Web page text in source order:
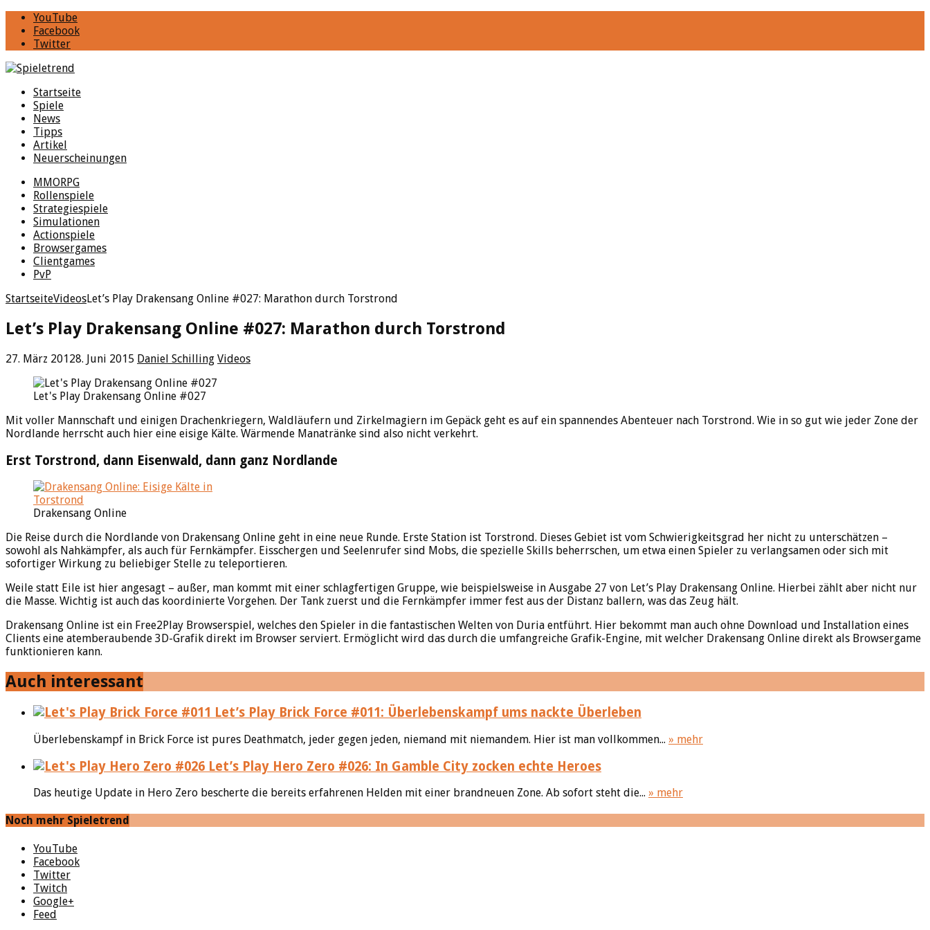
YouTube
Facebook
Twitter
Startseite
Spiele
News
Tipps
Artikel
Neuerscheinungen
MMORPG
Rollenspiele
Strategiespiele
Simulationen
Actionspiele
Browsergames
Clientgames
PvP
StartseiteVideosLet’s Play Drakensang Online #027: Marathon durch Torstrond
Let’s Play Drakensang Online #027: Marathon durch Torstrond
27. März 20128. Juni 2015 Daniel Schilling Videos
Let's Play Drakensang Online #027
Mit voller Mannschaft und einigen Drachenkriegern, Waldläufern und Zirkelmagiern im Gepäck geht es auf ein spannendes Abenteuer nach Torstrond. Wie in so gut wie jeder Zone der
Nordlande herrscht auch hier eine eisige Kälte. Wärmende Manatränke sind also nicht verkehrt.
Erst Torstrond, dann Eisenwald, dann ganz Nordlande
Drakensang Online
Die Reise durch die Nordlande von Drakensang Online geht in eine neue Runde. Erste Station ist Torstrond. Dieses Gebiet ist vom Schwierigkeitsgrad her nicht zu unterschätzen –
sowohl als Nahkämpfer, als auch für Fernkämpfer. Eisschergen und Seelenrufer sind Mobs, die spezielle Skills beherrschen, um etwa einen Spieler zu verlangsamen oder sich mit
sofortiger Wirkung zu beliebiger Stelle zu teleportieren.
Weile statt Eile ist hier angesagt – außer, man kommt mit einer schlagfertigen Gruppe, wie beispielsweise in Ausgabe 27 von Let’s Play Drakensang Online. Hierbei zählt aber nicht nur
die Masse. Wichtig ist auch das koordinierte Vorgehen. Der Tank zuerst und die Fernkämpfer immer fest aus der Distanz ballern, was das Zeug hält.
Drakensang Online ist ein Free2Play Browserspiel, welches den Spieler in die fantastischen Welten von Duria entführt. Hier bekommt man auch ohne Download und Installation eines
Clients eine atemberaubende 3D-Grafik direkt im Browser serviert. Ermöglicht wird das durch die umfangreiche Grafik-Engine, mit welcher Drakensang Online direkt als Browsergame
funktionieren kann.
Auch interessant
Let’s Play Brick Force #011: Überlebenskampf ums nackte Überleben
Überlebenskampf in Brick Force ist pures Deathmatch, jeder gegen jeden, niemand mit niemandem. Hier ist man vollkommen... » mehr
Let’s Play Hero Zero #026: In Gamble City zocken echte Heroes
Das heutige Update in Hero Zero bescherte die bereits erfahrenen Helden mit einer brandneuen Zone. Ab sofort steht die... » mehr
Noch mehr Spieletrend
YouTube
Facebook
Twitter
Twitch
Google+
Feed